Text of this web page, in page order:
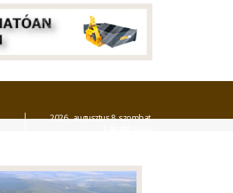
2026. augusztus 8. szombat,